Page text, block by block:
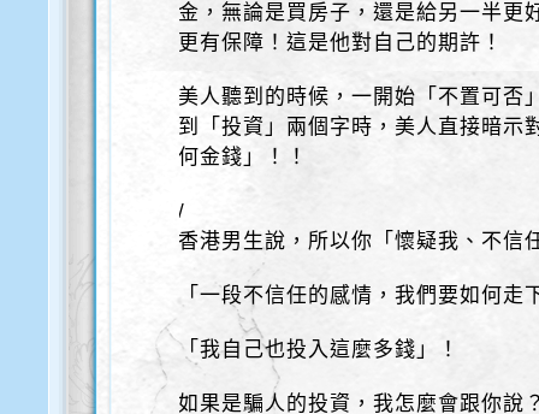
金，無論是買房子，還是給另一半更
更有保障！這是他對自己的期許！
美人聽到的時候，一開始「不置可否
到「投資」兩個字時，美人直接暗示
何金錢」！！
/
香港男生說，所以你「懷疑我、不信
「一段不信任的感情，我們要如何走
「我自己也投入這麼多錢」！
如果是騙人的投資，我怎麼會跟你說